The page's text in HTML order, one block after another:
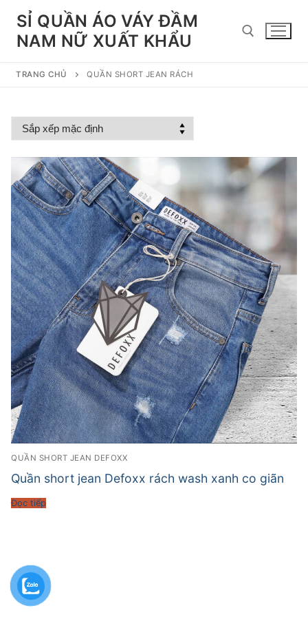
Chuyển
đếnSỈ QUẦN ÁO VÁY ĐẦM
NAM NỮ XUẤT KHẨU
TRANG CHỦ QUẦN SHORT JEAN RÁCH
QUẦN SHORT JEAN DEFOXX
Quần short jean Defoxx rách wash xanh co giãn
Đọc tiếp